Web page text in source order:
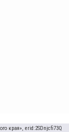
края», erid:2SDnjcfi73Q